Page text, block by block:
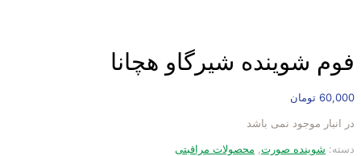
فوم شوینده شیرگاو هچانا
60,000 تومان
در انبار موجود نمی باشد
دسته: شوینده صورت محصولات مراقبتی